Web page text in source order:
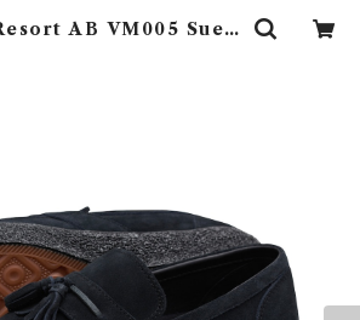
AB VM005 Sued